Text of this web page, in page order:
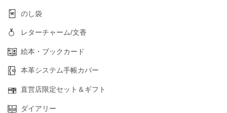
のし袋
レターチャーム/文香
絵本・ブックカード
本革システム手帳カバー
直営店限定セット＆ギフト
ダイアリー